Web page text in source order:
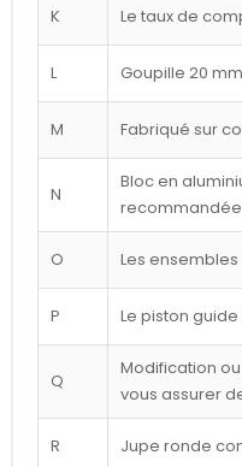
K Le taux de
L Goupille 20
M Fabriqué sur
N
Bloc en
O Les
P Le piston
Q
Modification
vous assurer
R Jupe ronde